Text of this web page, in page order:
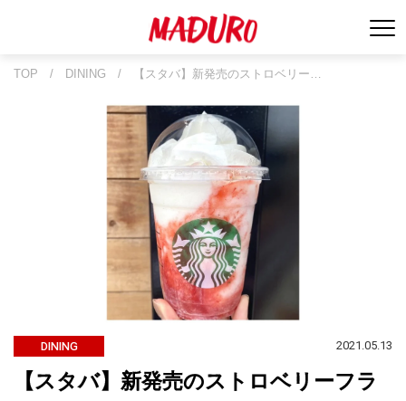
TOP / DINING / 【スタバ】新発売のストロベリー…
DINING 2021.05.13
【スタバ】新発売のストロベリーフラ